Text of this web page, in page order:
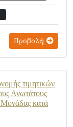
Προβολή
τιμητικών
Ανωτάτους
Μονάδας κατά